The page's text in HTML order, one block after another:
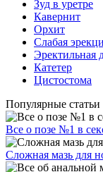
Зуд в уретре
Кавернит
Орхит
Слабая
Эректильная
Катетер
Цистостома
Популярные статьи
Все о позе №1 в
Сложная мазь для